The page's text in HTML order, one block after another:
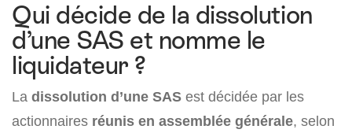
Qui décide de la dissolution
d’une SAS et nomme le
liquidateur ?
La dissolution d’une SAS est décidée par les
actionnaires réunis en assemblée générale, selon